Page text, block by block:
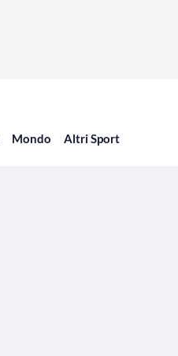
Mondo Altri Sport